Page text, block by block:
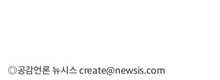
◎공감언론 뉴시스create@newsis.com